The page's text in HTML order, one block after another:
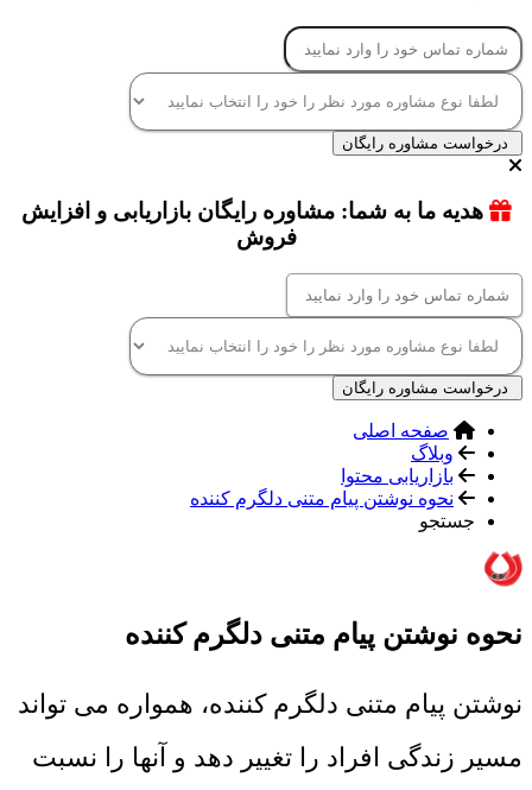
درخواست مشاوره رایگان
هدیه ما به شما: مشاوره رایگان بازاریابی و افزایش
فروش
درخواست مشاوره رایگان
صفحه اصلی
وبلاگ
بازاریابی محتوا
نحوه نوشتن پیام متنی دلگرم کننده
جستجو
نحوه نوشتن پیام متنی دلگرم کننده
نوشتن پیام متنی دلگرم کننده، همواره می تواند
مسیر زندگی افراد را تغییر دهد و آنها را نسبت